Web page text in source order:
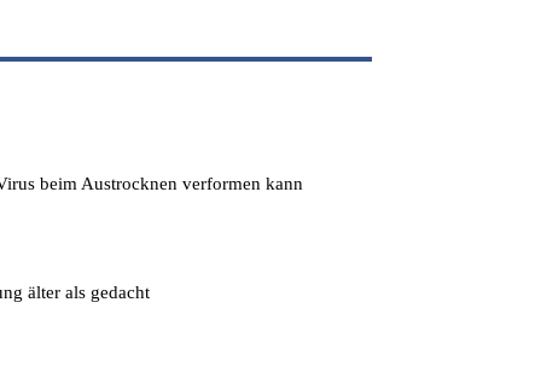
beim Austrocknen verformen kann
älter als gedacht